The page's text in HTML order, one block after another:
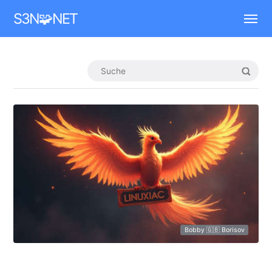
S3N🧩NET
Bobby 🇬🇧 Borisov